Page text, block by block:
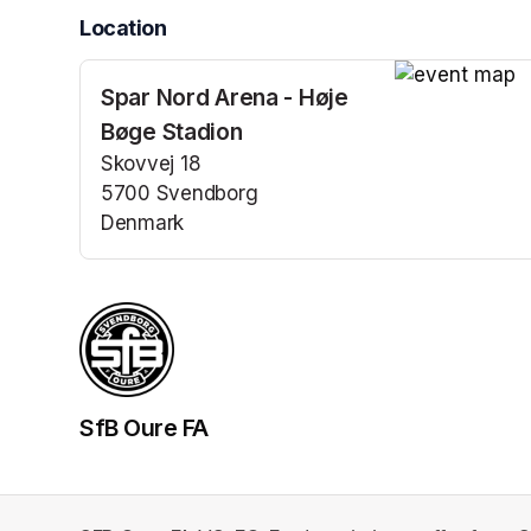
Location
Spar Nord Arena - Høje
Bøge Stadion
Skovvej 18
5700 Svendborg
Denmark
SfB Oure FA